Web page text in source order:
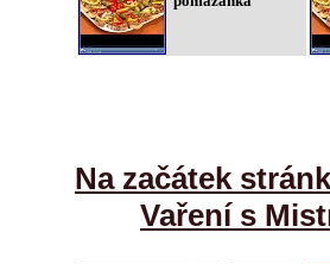
Na začátek
Vaření s